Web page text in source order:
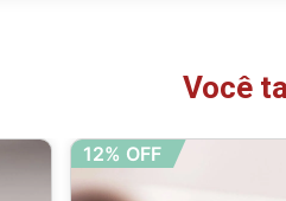
Você
12% OFF